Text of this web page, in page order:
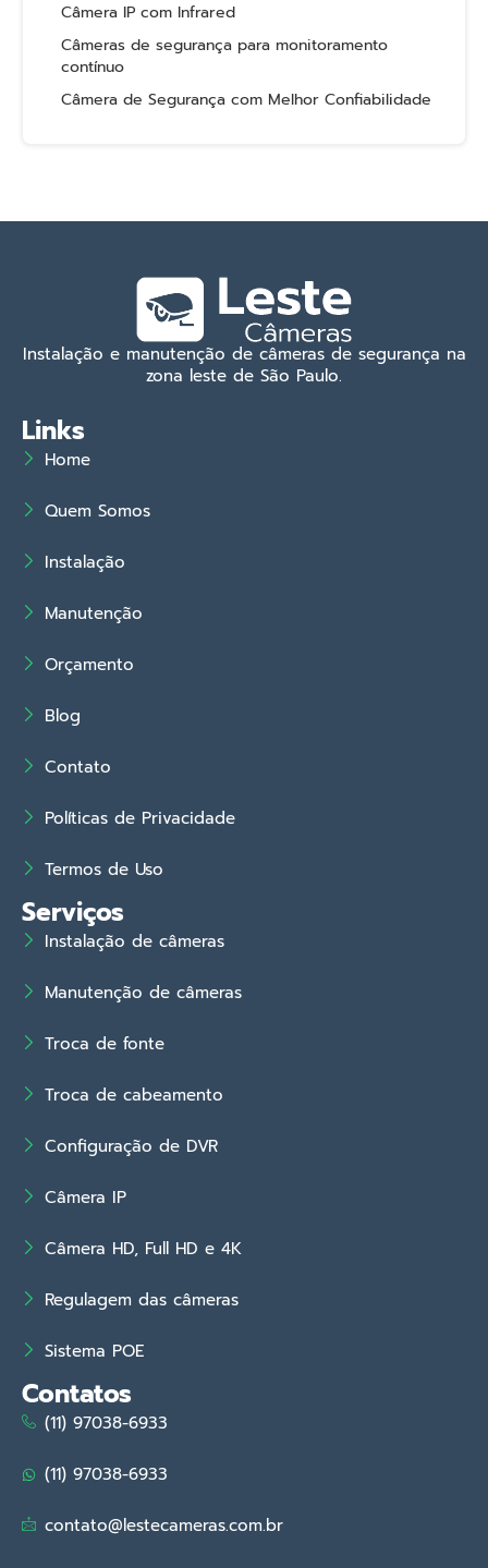
Câmera IP com Infrared
Câmeras de segurança para monitoramento
contínuo
Câmera de Segurança com Melhor Confiabilidade
Instalação e manutenção de câmeras de segurança na
zona leste de São Paulo.
Links
Home
Quem Somos
Instalação
Manutenção
Orçamento
Blog
Contato
Políticas de Privacidade
Termos de Uso
Serviços
Instalação de câmeras
Manutenção de câmeras
Troca de fonte
Troca de cabeamento
Configuração de DVR
Câmera IP
Câmera HD, Full HD e 4K
Regulagem das câmeras
Sistema POE
Contatos
(11) 97038-6933
(11) 97038-6933
contato@lestecameras.com.br